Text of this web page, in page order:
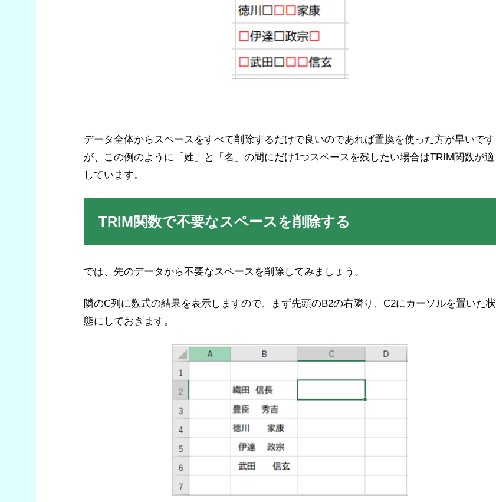
データ全体からスペースをすべて削除するだけで良いのであれば置換を使った方が早いです
が、この例のように「姓」と「名」の間にだけ1つスペースを残したい場合はTRIM関数が適
しています。
TRIM関数で不要なスペースを削除する
では、先のデータから不要なスペースを削除してみましょう。
隣のC列に数式の結果を表示しますので、まず先頭のB2の右隣り、C2にカーソルを置いた状
態にしておきます。